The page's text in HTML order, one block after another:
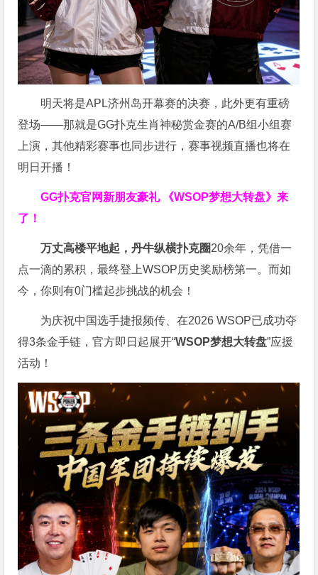
明天将是APL济州岛开幕赛的决赛，此外更有重磅
登场——那就是GG扑克生肖神秘赏金赛的A/B组小组赛
上演，其他精彩赛事也同步进行，赛事视频直播也将在
明日开播！
GG扑克官网新朋友豪礼
《WSOP梦想大转盘》来
了！
万丈高楼平地起，丹牛纵横扑克圈20余年，凭借一
点一滴的累积，最终登上WSOP历史奖励榜第一。而如
今，你则有0门槛起步挑战的机会！
为庆祝中国选手捷报频传、在2026 WSOP已成功夺
得3条金手链，官方即日起展开“WSOP梦想大转盘”应援
活动！